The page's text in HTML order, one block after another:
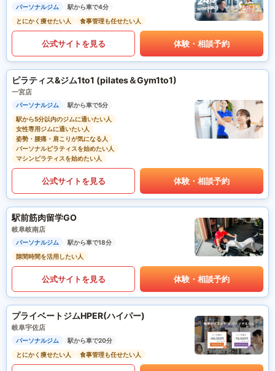
パーソナルジム
駅から車で4分
とにかく痩せたい人
食事管理も任せたい人
公式サイトを見る 体験・相談予約
ピラティス&ジム1to1 (pilates＆Gym1to1)
一宮店
パーソナルジム
駅から車で5分
駅から5分以内のジムに通いたい人
女性専用ジムに通いたい人
姿勢・腰痛・肩こりが気になる人
パーソナルピラティスを始めたい人
マシンピラティスを始めたい人
公式サイトを見る 体験・相談予約
駅前筋肉留学GO
岐阜岐南店
パーソナルジム
駅から車で18分
隙間時間を活用したい人
公式サイトを見る 体験・相談予約
プライベートジムHPER(ハイパー)
岐阜宇佐店
パーソナルジム
駅から車で20分
とにかく痩せたい人
食事管理も任せたい人